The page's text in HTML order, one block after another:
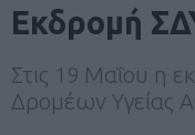
Εκδρομή
Στις 19 Μαΐου η
Δρομέων Υγείας